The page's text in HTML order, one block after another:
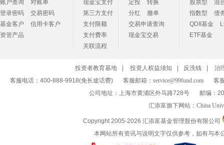
账户查询
对账单
登录密码
交易密码
基金客户
信用卡客户
资管产品
现金宝支付
第三方支付
支付限额
支付费率
关联流程
定投
转换
分红
撤单
交易申请查询
现金宝交易
股票型
混
指数型
债
QDII基金
ETF基金
投资者教育基地 投资人权益须知 反洗钱
治
客服电话：400-888-9918(免长途话费)
客服邮箱： service@99fund.com
客
公司地址：上海市黄浦区外马路728号
邮编：
汇添富旗下网站： China
Copyright 2005-2026 汇添富基金管理股份有限公司
本网站所有资讯与说明文字仅供参考，如有与本